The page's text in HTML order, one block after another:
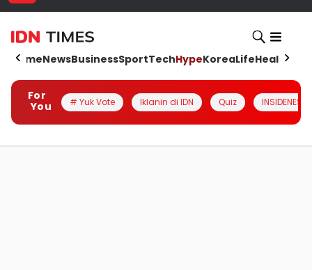
HomeNewsBusinessSportTechHypeKoreaLifeHealth
For
You
# Yuk Vote Iklanin di IDN Quiz INSIDENESIA